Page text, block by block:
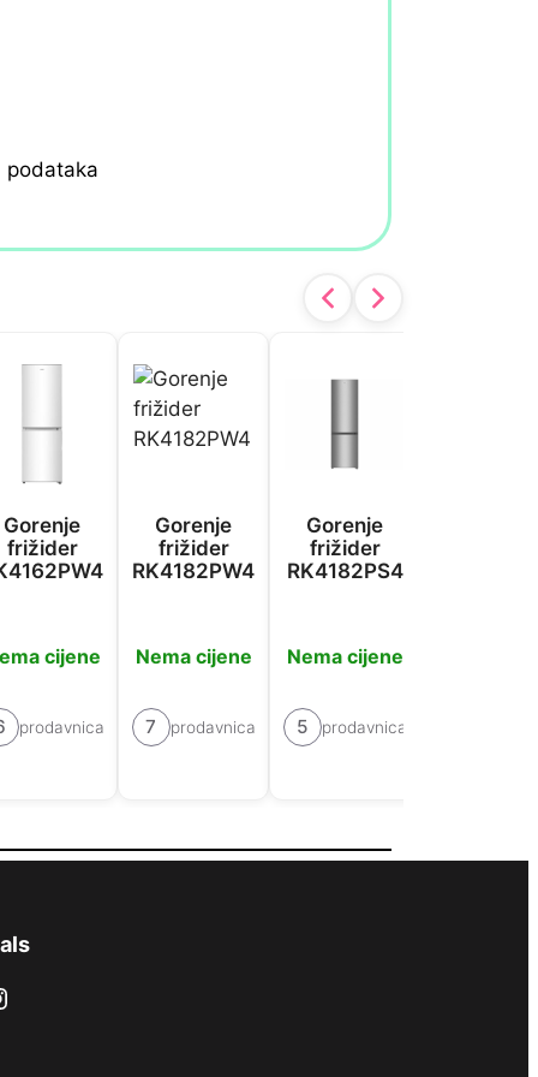
podataka
Gorenje
frižider
cijene
prodavnica
Gorenje
frižider
RK4182PW4
Nema cijene
7 prodavnica
Gorenje
frižider
RK4182PS4
Nema cijene
5 prodavnica